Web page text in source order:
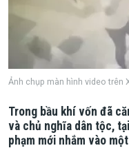
Ảnh chụp màn hình video trên
Trong bầu khí vốn đã
và chủ nghĩa dân tộc,
phạm mới nhắm vào